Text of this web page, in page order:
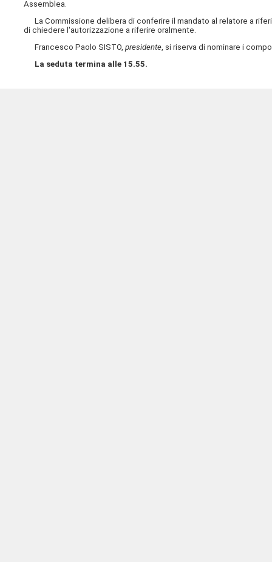
Assemblea.
La Commissione delibera di conferire il mandato al relatore a
di chiedere l'autorizzazione a riferire oralmente.
Francesco Paolo SISTO,presidente, si riserva di nominare i
La seduta termina alle 15.55.